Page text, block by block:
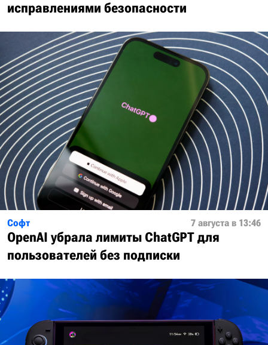
исправлениями безопасности
Софт 7 августа в 13:46
OpenAI убрала лимиты ChatGPT для
пользователей без подписки